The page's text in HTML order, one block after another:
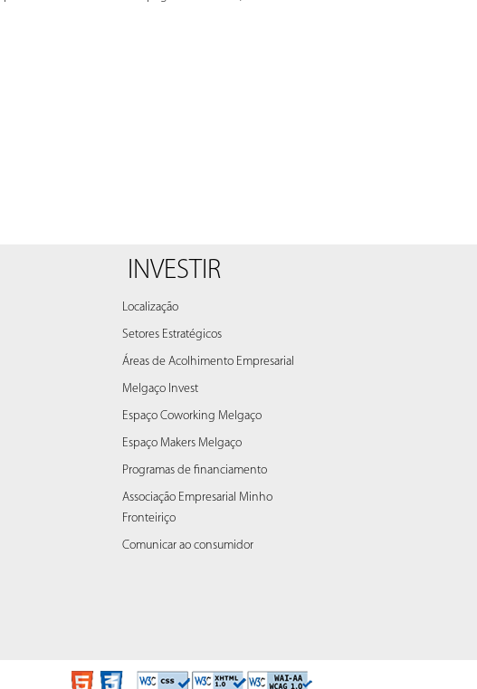
INVESTIR
Localização
Setores Estratégicos
Áreas de Acolhimento Empresarial
Melgaço Invest
Espaço Coworking Melgaço
Espaço Makers Melgaço
Programas de financiamento
Associação Empresarial Minho
Fronteiriço
Comunicar ao consumidor